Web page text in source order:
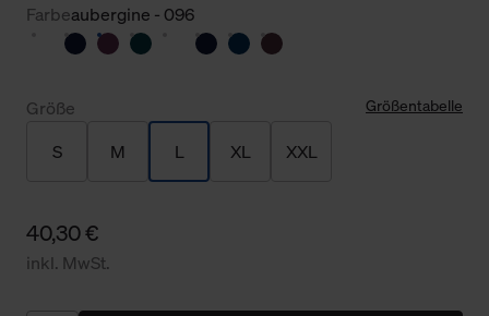
Farbeaubergine - 096
Größe Größentabelle
S M L XL XXL
40,30 €
inkl. MwSt.